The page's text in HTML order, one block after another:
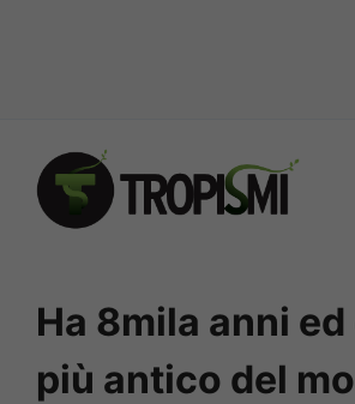
contenuto
Ha 8mila anni
più antico del